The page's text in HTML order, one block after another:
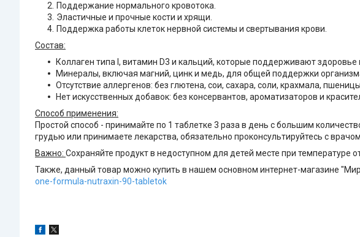
Поддержание нормального кровотока.
Эластичные и прочные кости и хрящи.
Поддержка работы клеток нервной системы и свертывания крови.
Состав:
Коллаген типа I, витамин D3 и кальций, которые поддерживают здоровье
Минералы, включая магний, цинк и медь, для общей поддержки
Отсутствие аллергенов: без глютена, сои, сахара, соли, крахмала,
Нет искусственных добавок: без консервантов, ароматизаторов и
Способ применения:
Простой способ - принимайте по 1 таблетке 3 раза в день с большим
грудью или принимаете лекарства, обязательно проконсультируйтесь с
Важно: Сохраняйте продукт в недоступном для детей месте при температуре
Также, данный товар можно купить в нашем основном интернет-магазине "Мир
one-formula-nutraxin-90-tabletok